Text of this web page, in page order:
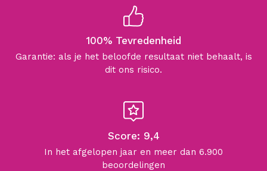
100% Tevredenheid
Garantie: als je het beloofde resultaat niet behaalt, is
dit ons risico.
Score: 9,4
In het afgelopen jaar en meer dan 6.900
beoordelingen